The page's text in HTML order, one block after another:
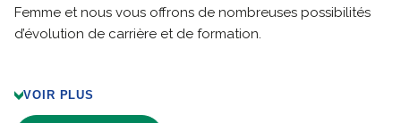
Femme et nous vous offrons de nombreuses possibilités
d’évolution de carrière et de formation.
VOIR PLUS